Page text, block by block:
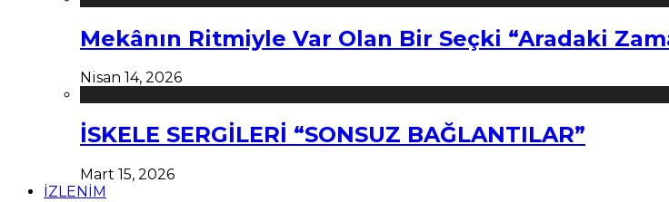
Mekânın Ritmiyle Var Olan Bir Seçki “Aradaki
Nisan 14, 2026
İSKELE SERGİLERİ “SONSUZ BAĞLANTILAR”
Mart 15, 2026
İZLENİM